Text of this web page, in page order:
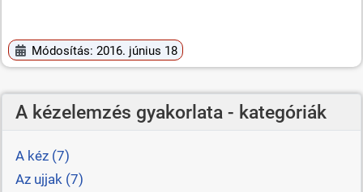
Módosítás: 2016. június 18
A kézelemzés gyakorlata - kategóriák
A kéz (7)
Az ujjak (7)